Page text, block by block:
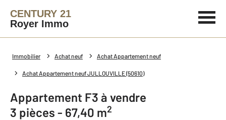
CENTURY 21
Royer Immo
Immobilier Achat neuf Achat Appartement neuf
Achat Appartement neuf JULLOUVILLE (50610)
Appartement F3 à vendre
3 pièces - 67,40 m2